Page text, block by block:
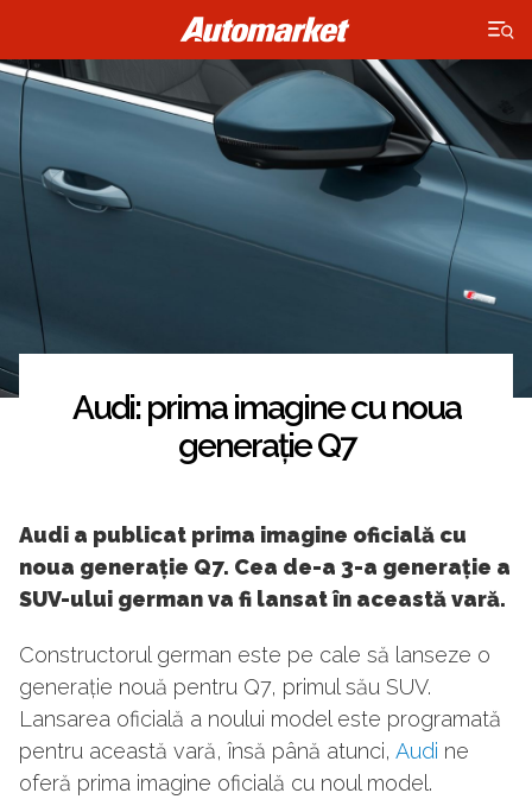
×
Audi: prima imagine cu noua
generație Q7
Audi a publicat prima imagine oficială cu
noua generație Q7. Cea de-a 3-a generație a
SUV-ului german va fi lansat în această vară.
Constructorul german este pe cale să lanseze o
generație nouă pentru Q7, primul său SUV.
Lansarea oficială a noului model este programată
pentru această vară, însă până atunci, Audi ne
oferă prima imagine oficială cu noul model.